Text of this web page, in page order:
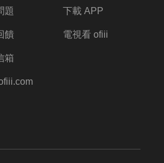
題
饋
箱
下載 APP
電視看 ofiii